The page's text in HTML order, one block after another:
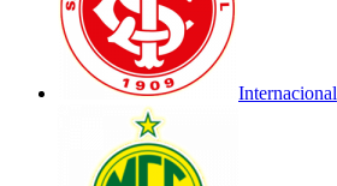
Internacional